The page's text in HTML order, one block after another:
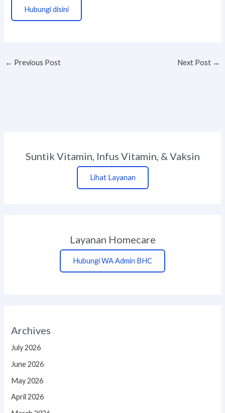
Hubungi disini
← Previous Post Next Post →
Suntik Vitamin, Infus Vitamin, & Vaksin
Lihat Layanan
Layanan Homecare
Hubungi WA Admin BHC
Archives
July 2026
June 2026
May 2026
April 2026